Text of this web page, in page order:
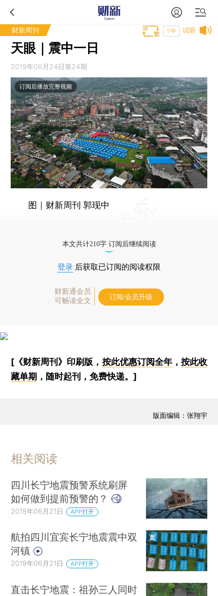
财新周刊 试听
T中
天眼｜震中一日
2019年06月24日第24期
订阅后播放完整视频
图｜财新周刊 郭现中
本文共计210字 订阅后继续阅读
登录 后获取已订阅的阅读权限
财新通会员
可畅读全文
订阅/会员升级
[《财新周刊》印刷版， 按此优惠订阅全年， 按此收
藏单期 ，随时起刊，免费快递。]
版面编辑：张翔宇
相关阅读
四川长宁地震预警系统刷屏
如何做到提前预警的？
2019年06月21日 APP打开
航拍四川宜宾长宁地震震中双
河镇
2019年06月21日 APP打开
直击长宁地震：祖孙三人同时